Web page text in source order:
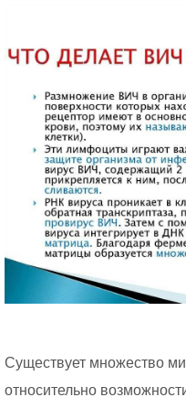
Существует множество
относительно